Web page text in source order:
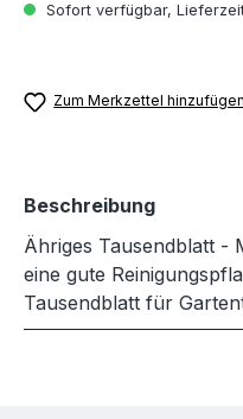
Sofort verfügbar,
Zum Merkzettel hinzufügen
Beschreibung
Ähriges Tausendblatt -
eine gute
Tausendblatt für